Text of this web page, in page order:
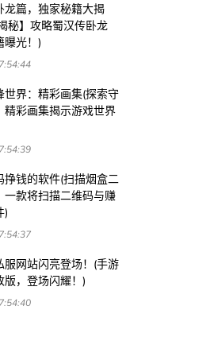
龙篇，独家秘籍大揭
秘】攻略蜀汉传卧龙
曝光！)
世界：精彩画集(探索守
精彩画集揭示游戏世界
挣钱的软件(扫描烟盒二
一款将扫描二维码与赚
)
服网站闪亮登场！(手游
版，登场闪耀！)